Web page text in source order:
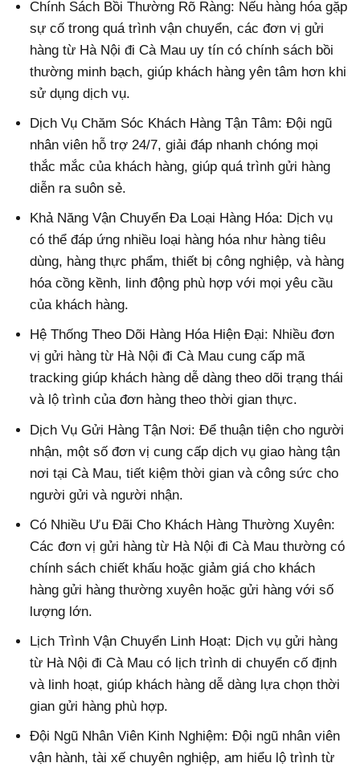
Chính Sách Bồi Thường Rõ Ràng: Nếu hàng hóa gặp
sự cố trong quá trình vận chuyển, các đơn vị gửi
hàng từ Hà Nội đi Cà Mau uy tín có chính sách bồi
thường minh bạch, giúp khách hàng yên tâm hơn khi
sử dụng dịch vụ.
Dịch Vụ Chăm Sóc Khách Hàng Tận Tâm: Đội ngũ
nhân viên hỗ trợ 24/7, giải đáp nhanh chóng mọi
thắc mắc của khách hàng, giúp quá trình gửi hàng
diễn ra suôn sẻ.
Khả Năng Vận Chuyển Đa Loại Hàng Hóa: Dịch vụ
có thể đáp ứng nhiều loại hàng hóa như hàng tiêu
dùng, hàng thực phẩm, thiết bị công nghiệp, và hàng
hóa cồng kềnh, linh động phù hợp với mọi yêu cầu
của khách hàng.
Hệ Thống Theo Dõi Hàng Hóa Hiện Đại: Nhiều đơn
vị gửi hàng từ Hà Nội đi Cà Mau cung cấp mã
tracking giúp khách hàng dễ dàng theo dõi trạng thái
và lộ trình của đơn hàng theo thời gian thực.
Dịch Vụ Gửi Hàng Tận Nơi: Để thuận tiện cho người
nhận, một số đơn vị cung cấp dịch vụ giao hàng tận
nơi tại Cà Mau, tiết kiệm thời gian và công sức cho
người gửi và người nhận.
Có Nhiều Ưu Đãi Cho Khách Hàng Thường Xuyên:
Các đơn vị gửi hàng từ Hà Nội đi Cà Mau thường có
chính sách chiết khấu hoặc giảm giá cho khách
hàng gửi hàng thường xuyên hoặc gửi hàng với số
lượng lớn.
Lịch Trình Vận Chuyển Linh Hoạt: Dịch vụ gửi hàng
từ Hà Nội đi Cà Mau có lịch trình di chuyển cố định
và linh hoạt, giúp khách hàng dễ dàng lựa chọn thời
gian gửi hàng phù hợp.
Đội Ngũ Nhân Viên Kinh Nghiệm: Đội ngũ nhân viên
vận hành, tài xế chuyên nghiệp, am hiểu lộ trình từ